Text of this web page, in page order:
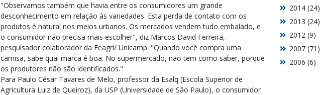
"Observamos também que havia entre os consumidores um grande
desconhecimento em relação às variedades. Esta perda de contato com os
produtos é natural nos meios urbanos. Os mercados vendem tudo embalado, e
o consumidor não precisa mais escolher", diz Marcos David Ferreira,
pesquisador colaborador da Feagri/ Unicamp. "Quando você compra uma
camisa, sabe qual marca é boa. No supermercado, não tem como saber, porque
os produtores não são identificados."
Para Paulo César Tavares de Melo, professor da Esalq (Escola Superior de
Agricultura Luiz de Queiroz), da USP (Universidade de São Paulo), o consumidor
2006 (6)
2007 (71)
2012 (9)
2013 (24)
2014 (24)